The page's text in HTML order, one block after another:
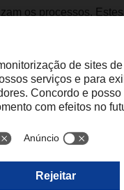
os processos.